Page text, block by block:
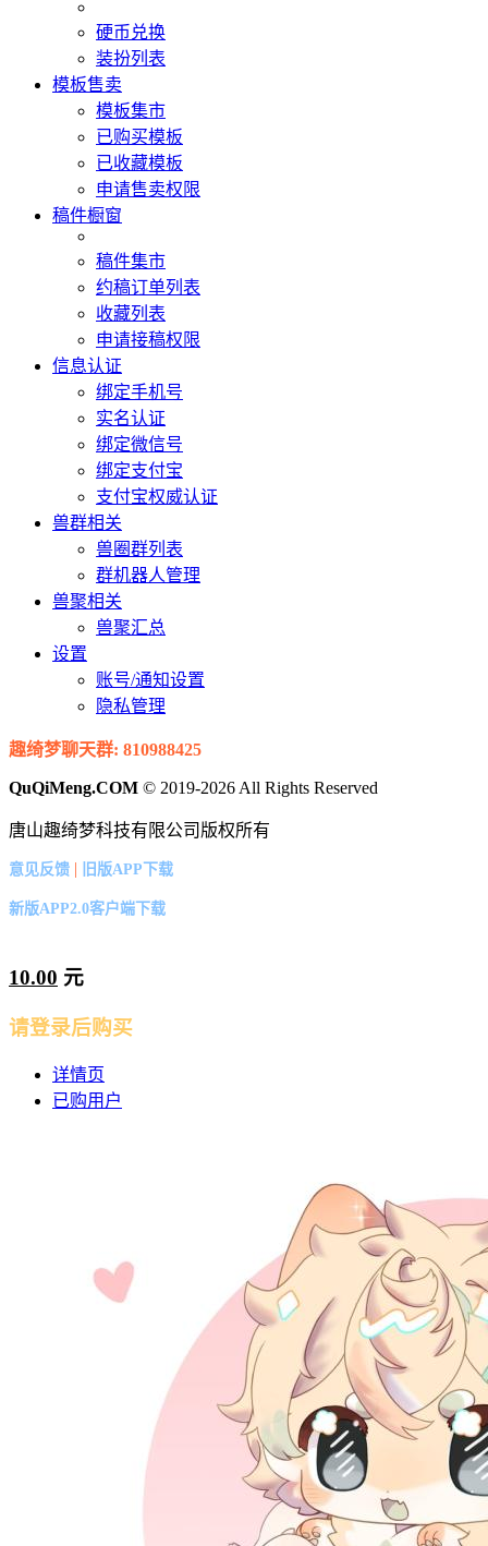
硬币兑换
装扮列表
模板售卖
模板集市
已购买模板
已收藏模板
申请售卖权限
稿件橱窗
稿件集市
约稿订单列表
收藏列表
申请接稿权限
信息认证
绑定手机号
实名认证
绑定微信号
绑定支付宝
支付宝权威认证
兽群相关
兽圈群列表
群机器人管理
兽聚相关
兽聚汇总
设置
账号/通知设置
隐私管理
趣绮梦聊天群: 810988425
QuQiMeng.COM © 2019-2026 All Rights Reserved
唐山趣绮梦科技有限公司版权所有
意见反馈 | 旧版APP下载
新版APP2.0客户端下载
10.00 元
请登录后购买
详情页
已购用户